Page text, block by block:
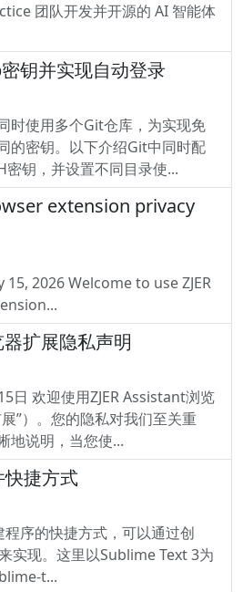
团队开发并开源的 AI 智能体
钥并实现自动登录
时使用多个Git仓库，为实现免
的密钥。以下介绍Git中同时配
钥，并设置不同目录使...
extension privacy
2026 Welcome to use ZJER
扩展隐私声明
日 欢迎使用ZJER Assistant浏览
”）。您的隐私对我们至关重
地说明，当您使...
捷方式
序的快捷方式，可以通过创
实现。这里以Sublime Text 3为
t...